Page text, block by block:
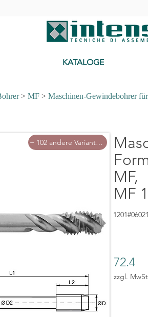
KATALOGE
> MF > Maschinen-Gewindebohrer
+ 102 andere Varianten
MF,
MF
72.4
zzgl.